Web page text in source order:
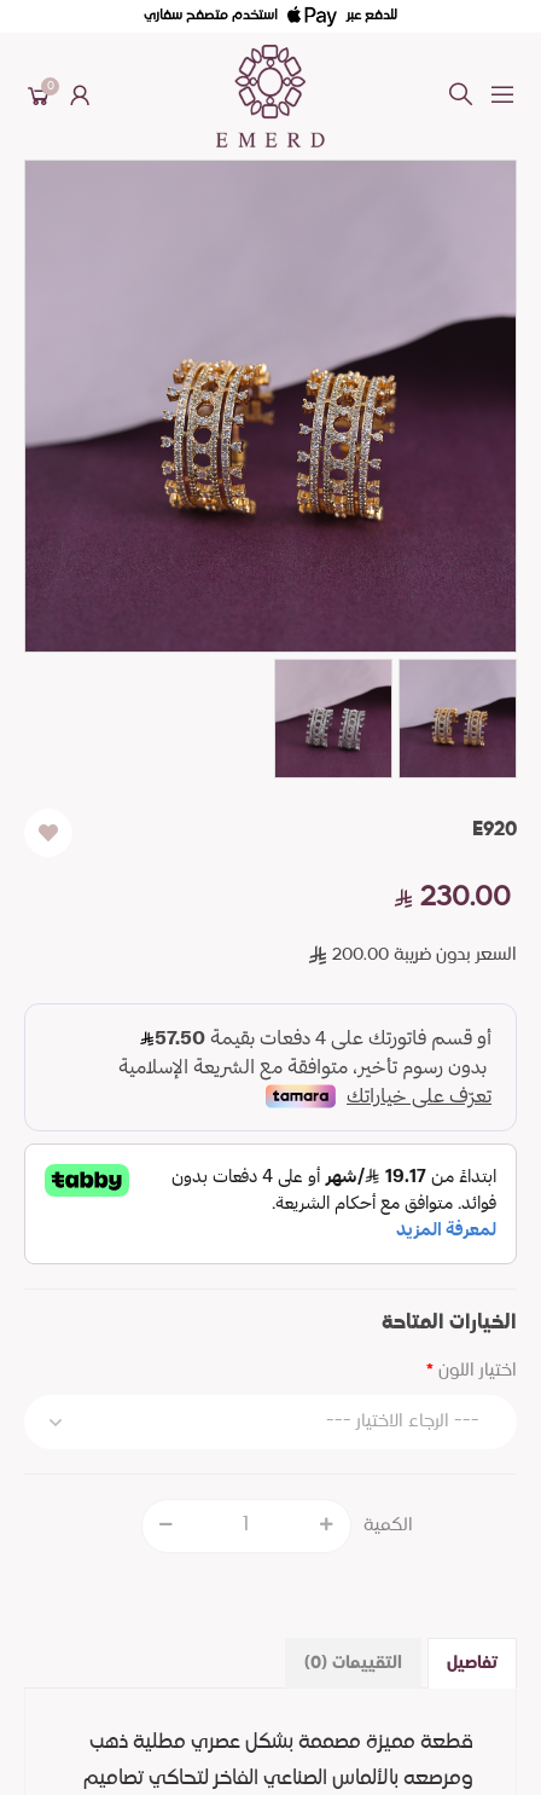
للدفع عبر استخدم متصفح سفاري
0
E920
230.00
السعر بدون ضريبة 200.00
الخيارات المتاحة
اختيار اللون
الكمية
تفاصيل التقييمات (0)
قطعة مميزة مصممة بشكل عصري مطلية ذهب
ومرصعه بالألماس الصناعي الفاخر لتحاكي تصاميم